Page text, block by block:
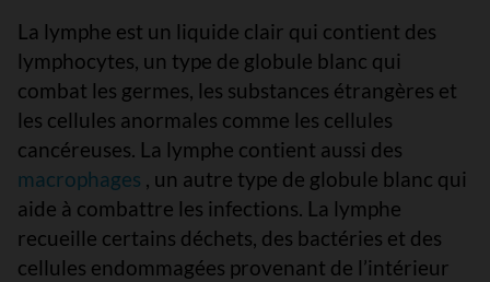
La lymphe est un liquide clair qui contient des
lymphocytes, un type de globule blanc qui
combat les germes, les substances étrangères et
les cellules anormales comme les cellules
cancéreuses. La lymphe contient aussi des
macrophages , un autre type de globule blanc qui
aide à combattre les infections. La lymphe
recueille certains déchets, des bactéries et des
cellules endommagées provenant de l’intérieur